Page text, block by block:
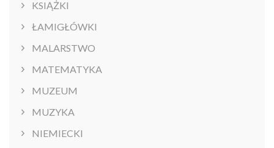
KSIĄŻKI
ŁAMIGŁÓWKI
MALARSTWO
MATEMATYKA
MUZEUM
MUZYKA
NIEMIECKI